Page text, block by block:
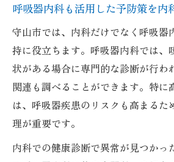
呼吸器内科も活用した予防策を内
守山市では、内科だけでなく呼吸器
持に役立ちます。呼吸器内科では、
状がある場合に専門的な診断が行わ
関連も調べることができます。特に
は、呼吸器疾患のリスクも高まるた
理が重要です。
内科での健康診断で異常が見つかっ